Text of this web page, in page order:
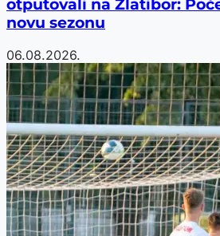
otputovali na Zlatibor:
novu sezonu
06.08.2026.